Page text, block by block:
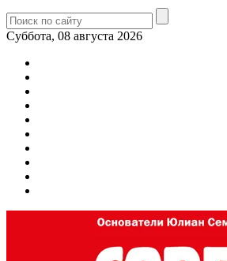
Суббота, 08 августа 2026